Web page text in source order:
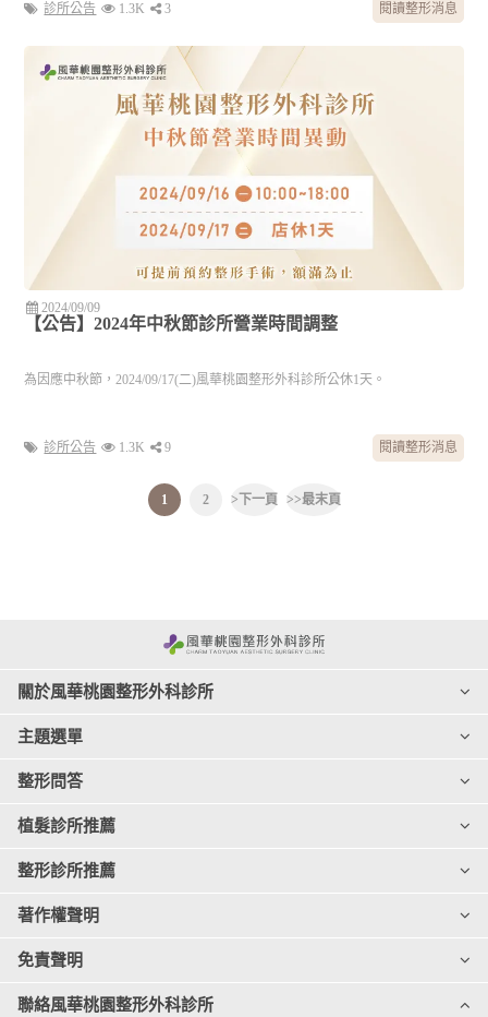
診所公告 1.3K 3 閱讀整形消息
2024/09/09
【公告】2024年中秋節診所營業時間調整
為因應中秋節，2024/09/17(二)風華桃園整形外科診所公休1天。
診所公告 1.3K 9 閱讀整形消息
1 2 > 下一頁 >>最末頁
關於風華桃園整形外科診所
主題選單
整形問答
植髮診所推薦
整形診所推薦
著作權聲明
免責聲明
聯絡風華桃園整形外科診所